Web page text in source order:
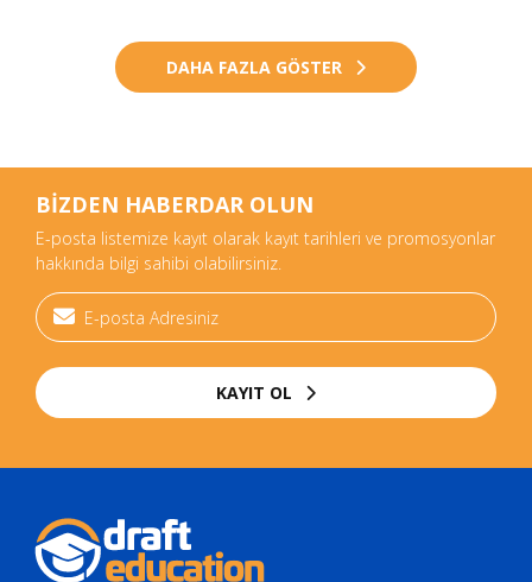
DAHA FAZLA GÖSTER
BİZDEN HABERDAR OLUN
E-posta listemize kayıt olarak kayıt tarihleri ve promosyonlar
hakkında bilgi sahibi olabilirsiniz.
KAYIT OL